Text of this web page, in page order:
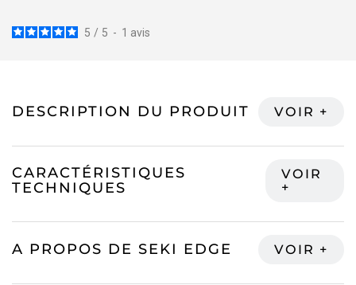
5 / 5 - 1 avis
DESCRIPTION DU PRODUIT
CARACTÉRISTIQUES
TECHNIQUES
A PROPOS DE SEKI EDGE